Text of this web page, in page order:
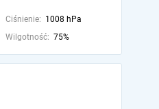
Ciśnienie: 1008 hPa
Wilgotność: 75%